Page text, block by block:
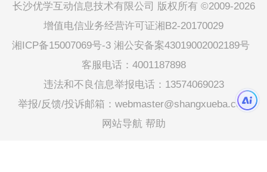
长沙优学互动信息技术有限公司 版权所有 ©2009-2026
增值电信业务经营许可证湘B2-20170029
湘ICP备15007069号-3 湘公安备案43019002002189号
客服电话：4001187898
违法和不良信息举报电话：13574069023
举报/反馈/投诉邮箱：webmaster@shangxueba.com
网站导航 帮助